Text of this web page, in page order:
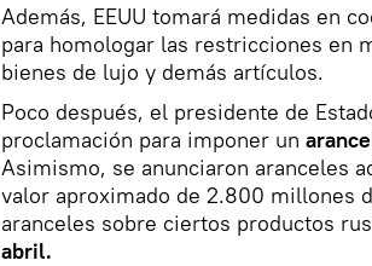
Además, EEUU tomará medidas en
para homologar las restricciones en
bienes de lujo y demás artículos.
Poco después, el presidente de
proclamación para imponer un
Asimismo, se anunciaron aranceles
valor aproximado de 2.800 millones
aranceles sobre ciertos productos
abril.